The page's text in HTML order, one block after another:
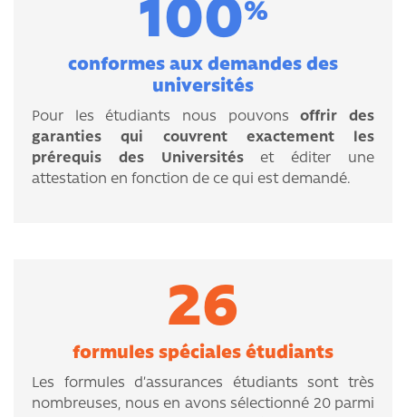
100%
conformes aux demandes des
universités
Pour les étudiants nous pouvonsoffrir des
garanties qui couvrent exactement les
prérequis des Universitéset éditer une
attestation en fonction de ce qui est demandé.
26
formules spéciales étudiants
Les formules d’assurances étudiants sont très
nombreuses, nous en avons sélectionné 20 parmi